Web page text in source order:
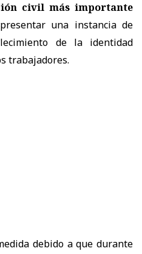
civil más importante
una instancia de
de la identidad
trabajadores.
debido a que durante